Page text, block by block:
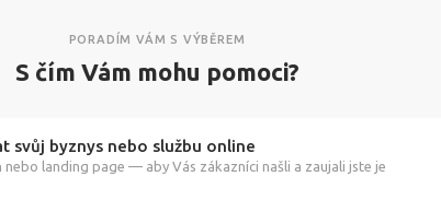
PORADÍM VÁM S VÝBĚREM
S čím Vám mohu pomoci?
svůj byznys nebo službu online
nebo landing page — aby Vás zákazníci našli a zaujali jste je